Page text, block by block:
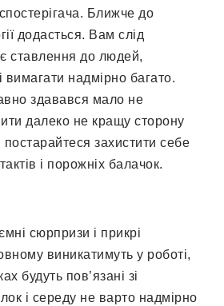
Ближче до
додасться. Вам слід
ставлення до людей,
вимагати надмірно багато.
здавався мало не
далеко не кращу сторону
постарайтеся захистити себе
і порожніх балачок.
сюрпризи і прикрі
виникатимуть у роботі,
будуть пов’язані зі
і середу не варто надмірно